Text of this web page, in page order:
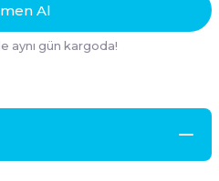
Al
aynı gün kargoda!